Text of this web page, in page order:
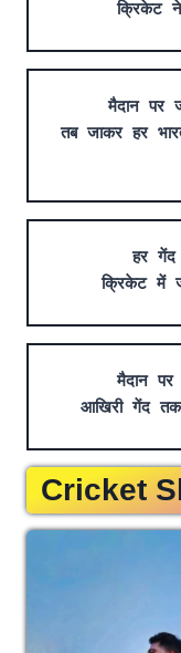
क्रिकेट
मैदान पर
तब जाकर हर
हर गेंद
क्रिकेट में
मैदान
आखिरी गेंद
Cricket